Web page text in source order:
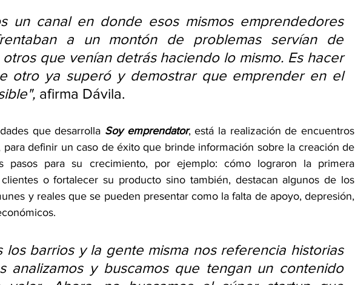
un canal en donde esos mismos emprendedores
a un montón de problemas servían de
que venían detrás haciendo lo mismo. Es hacer
otro ya superó y demostrar que emprender en el
afirma Dávila.
que desarrolla Soy emprendator, está la realización de encuentros
para definir un caso de éxito que brinde información sobre la creación de
pasos para su crecimiento, por ejemplo: cómo lograron la primera
o fortalecer su producto sino también, destacan algunos de los
y reales que se pueden presentar como la falta de apoyo, depresión,
los barrios y la gente misma nos referencia historias
analizamos y buscamos que tengan un contenido